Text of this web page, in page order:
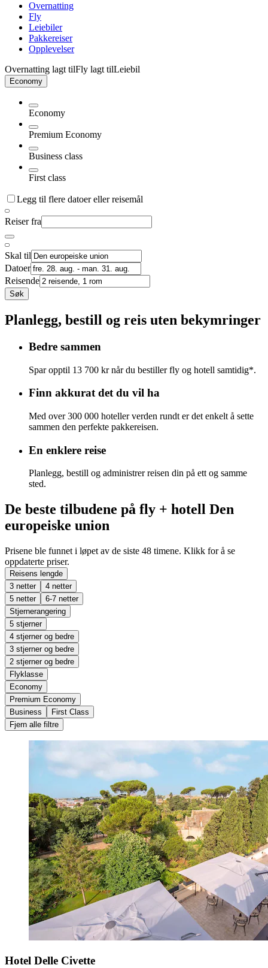
Overnatting
Fly
Leiebiler
Pakkereiser
Opplevelser
Overnatting lagt tilFly lagt tilLeiebil
Economy
Economy
Premium Economy
Business class
First class
Legg til flere datoer eller reisemål
Reiser fra
Skal til
Datoer
Reisende
Søk
Planlegg, bestill og reis uten bekymringer
Bedre sammen
Spar opptil 13 700 kr når du bestiller fly og hotell samtidig*.
Finn akkurat det du vil ha
Med over 300 000 hoteller verden rundt er det enkelt å sette
sammen den perfekte pakkereisen.
En enklere reise
Planlegg, bestill og administrer reisen din på ett og samme
sted.
De beste tilbudene på fly + hotell Den
europeiske union
Prisene ble funnet i løpet av de siste 48 timene. Klikk for å se
oppdaterte priser.
Reisens lengde
3 netter
4 netter
5 netter
6-7 netter
Stjernerangering
5 stjerner
4 stjerner og bedre
3 stjerner og bedre
2 stjerner og bedre
Flyklasse
Economy
Premium Economy
Business
First Class
Fjern alle filtre
Hotel Delle Civette